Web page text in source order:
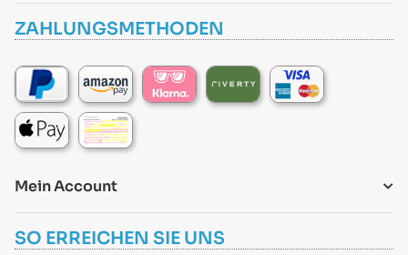
ZAHLUNGSMETHODEN
Mein Account
SO ERREICHEN SIE UNS